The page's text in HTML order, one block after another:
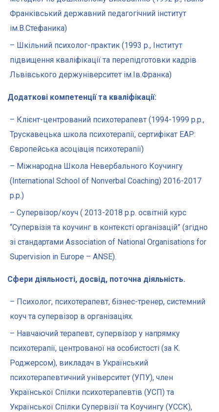
Франківський державний педагогічний інститут
ім.В.Стефаника)
– Шкільний психолог-практик (1993 р., Інститут
підвищення кваліфікації та перепідготовки кадрів
Львівського держуніверситет ім.Ів.Франка)
Додаткові компетенції та кваліфікації:
– Клієнт-центрований психотерапевт (1994-1999 р.р.,
Трускавецька школа психотерапії, сертифікат EAP:
Європейська асоціація психотерапії)
– Міжнародна Школа Невербального Коучингу
(International School of Nonverbal Coaching) 2016-2017
р.р.)
– Супервізор/коуч ( 2013-2018 р.р. освітній курс
“Супервізія та коучинг в контексті організацій” (згідно
зі стандартами Association of National Organisations for
Supervision in Europe – ANSE).
Сфери діяльності, досвід, поточна діяльність.
– Психолог, психотерапевт, бізнес-тренер, системний
коуч та супервізор в організаціях.
– Навчаючий терапевт, супервізор у напрямку
психотерапії, центрованої на особистості (за К.
Роджерсом), викладач в Український
психотерапевтичний університет (УПУ), член
Української Спілки психотерапевтів (УСП) та
Української Спілки Супервізії та Коучингу (УССК),